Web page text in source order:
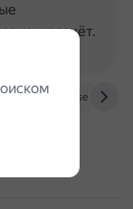
и расчёт.